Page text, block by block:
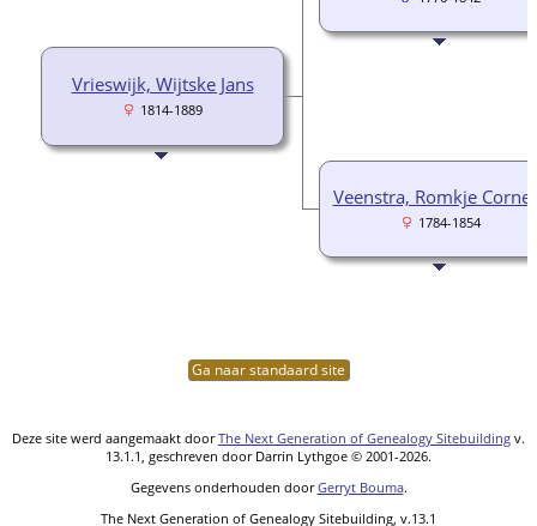
Vrieswijk, Wijtske Jans
1814-1889
Veenstra, Romkje
1784-1854
Ga naar standaard site
Deze site werd aangemaakt doorThe Next Generation of Genealogy Sitebuilding v.
13.1.1, geschreven door Darrin Lythgoe © 2001-2026.
Gegevens onderhouden doorGerryt Bouma.
The Next Generation of Genealogy Sitebuilding, v.13.1